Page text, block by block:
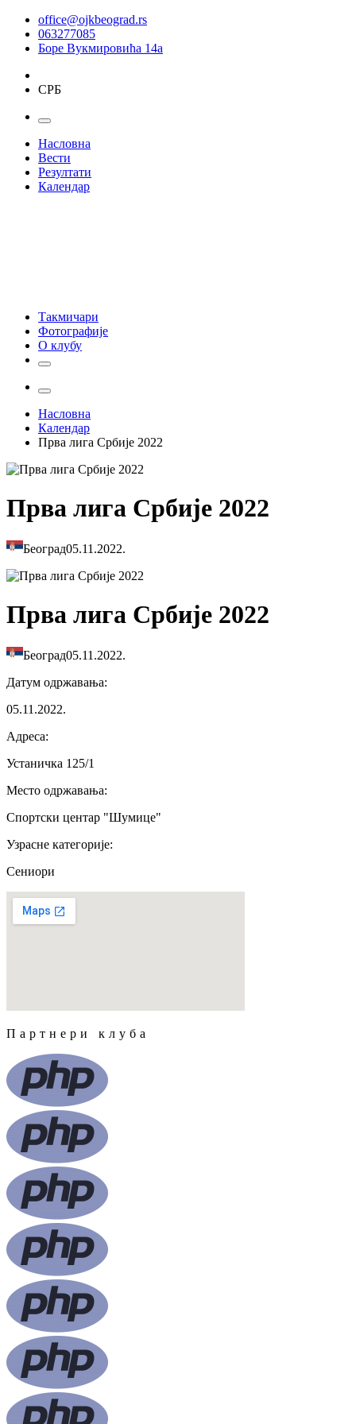
office@ojkbeograd.rs
063277085
Боре Вукмировића 14а
СРБ
Насловна
Вести
Резултати
Календар
Такмичари
Фотографије
О клубу
Насловна
Календар
Прва лига Србије 2022
Прва лига Србије 2022
Београд05.11.2022.
Прва лига Србије 2022
Београд05.11.2022.
Датум одржавања:
05.11.2022.
Адреса:
Устаничка 125/1
Место одржавања:
Спортски центар "Шумице"
Узрасне категорије:
Сениори
Партнери клуба